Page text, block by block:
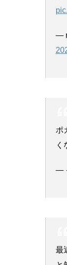
—
ポ
く
—
最